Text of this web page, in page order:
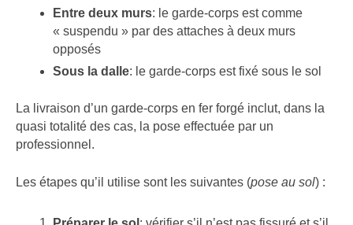
Entre deux murs: le garde-corps est comme
« suspendu » par des attaches à deux murs
opposés
Sous la dalle: le garde-corps est fixé sous le sol
La livraison d’un garde-corps en fer forgé inclut, dans la
quasi totalité des cas, la pose effectuée par un
professionnel.
Les étapes qu’il utilise sont les suivantes (pose au sol) :